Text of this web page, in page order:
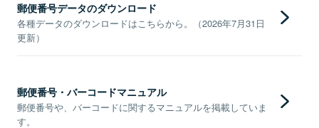
郵便番号データのダウンロード
各種データのダウンロードはこちらから。（2026年7月31日
更新）
郵便番号・バーコードマニュアル
郵便番号や、バーコードに関するマニュアルを掲載していま
す。